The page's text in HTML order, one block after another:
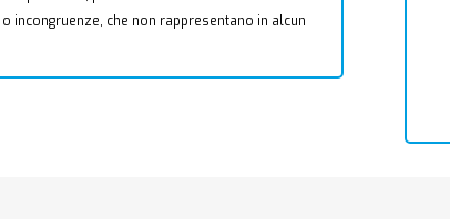
incongruenze, che non rappresentano in alcun